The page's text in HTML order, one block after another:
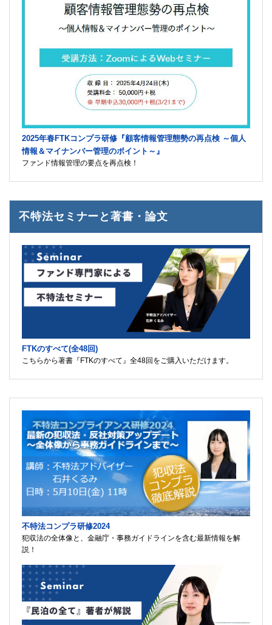
2025年春FTKコンプラ研修『顧客情報管理態勢の再点検 ～個人
情報＆マイナンバー管理のポイント～』
ファンド情報管理の要点を再点検！
不特法セミナーと著書・論文
FTKのすべて(全48回)
こちらから著書『FTKのすべて』全48回をご購入いただけます。
不特法コンプラ研修2024
犯収法の全体像と、金融庁・事務ガイドラインを含む最新情報を解
説！